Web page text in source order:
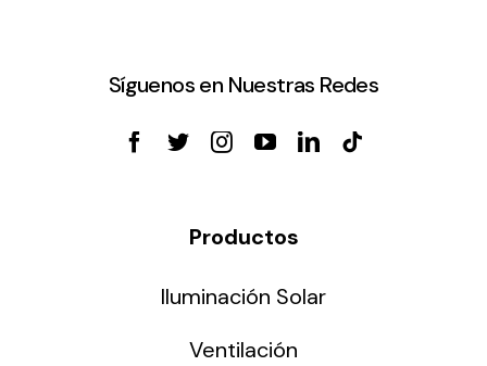
Síguenos en Nuestras Redes
Productos
Iluminación Solar
Ventilación